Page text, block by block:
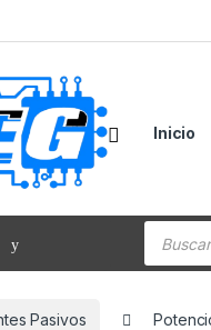
Inicio
Pasivos